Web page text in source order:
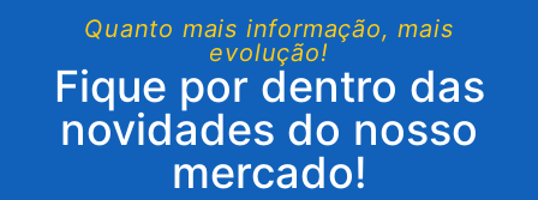
Quanto mais informação, mais
evolução!
Fique por dentro das
novidades do nosso
mercado!